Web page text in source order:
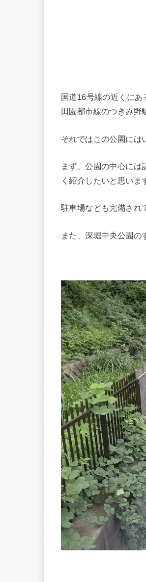
国道16号線の近くに
田園都市線のつきみ野
それではこの公園には
まず、公園の中心には
く紹介したいと思いま
駐車場なども完備され
また、深堀中央公園の